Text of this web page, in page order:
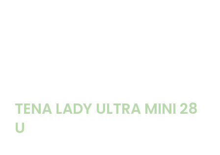
TENA LADY ULTRA MINI 28
U